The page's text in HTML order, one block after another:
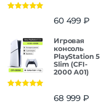
60 499 ₽
Игровая
консоль
PlayStation 5
Slim (CFI-
2000 A01)
68 999 ₽